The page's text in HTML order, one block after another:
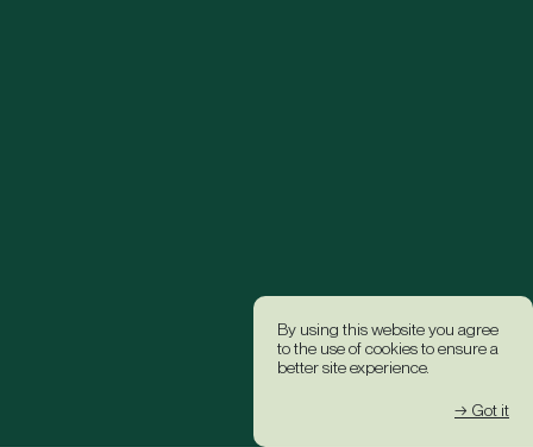
By using this website you agree
to the use of cookies to ensure a
better site experience.
→ Got it